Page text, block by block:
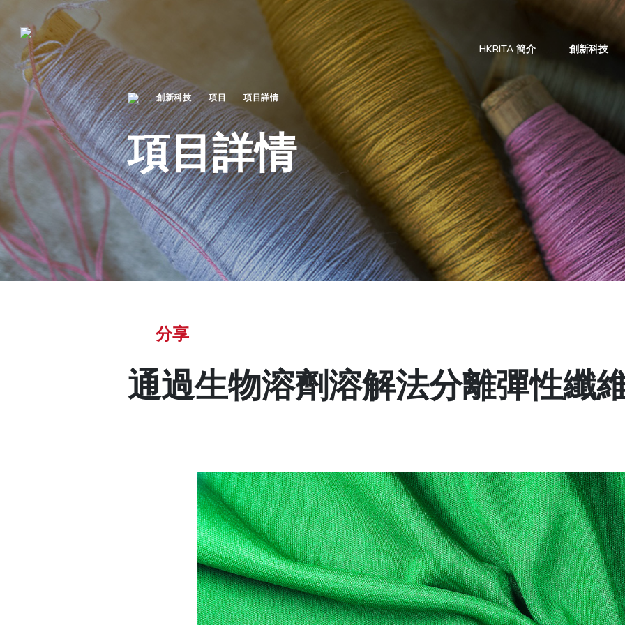
HKRITA 簡介 創新科技
創新科技 項目 項目詳情
項目詳情
分享
通過生物溶劑溶解法分離彈性纖